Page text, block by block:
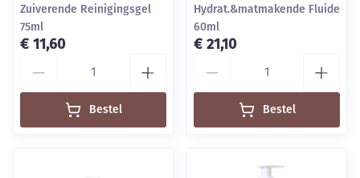
Zuiverende Reinigingsgel
75ml
€ 11,60
Bestel
Hydrat.&matmakende Fluide
60ml
€ 21,10
Bestel